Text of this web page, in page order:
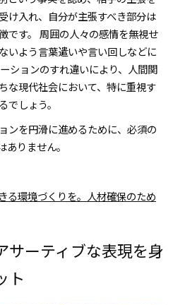
け入れ、自分が主張すべき部分は
です。 周囲の人々の感情を無視せ
いよう言葉遣いや言い回しなどに
ションのすれ違いにより、人間関
な現代社会において、特に重視す
でしょう。
ンを円滑に進めるために、必須の
ありません。
る環境づくりを。人材確保のため
サーティブな表現を身
ト